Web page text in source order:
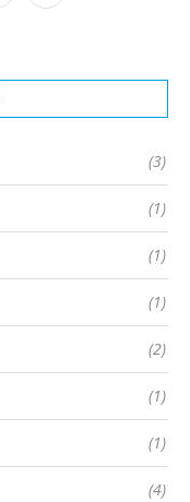
(3)
(1)
(1)
(1)
(2)
(1)
(1)
(4)